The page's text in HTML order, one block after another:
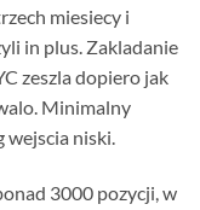
miesiecy i
in plus. Zakladanie
zeszla dopiero jak
Minimalny
wejscia niski.
3000 pozycji, w